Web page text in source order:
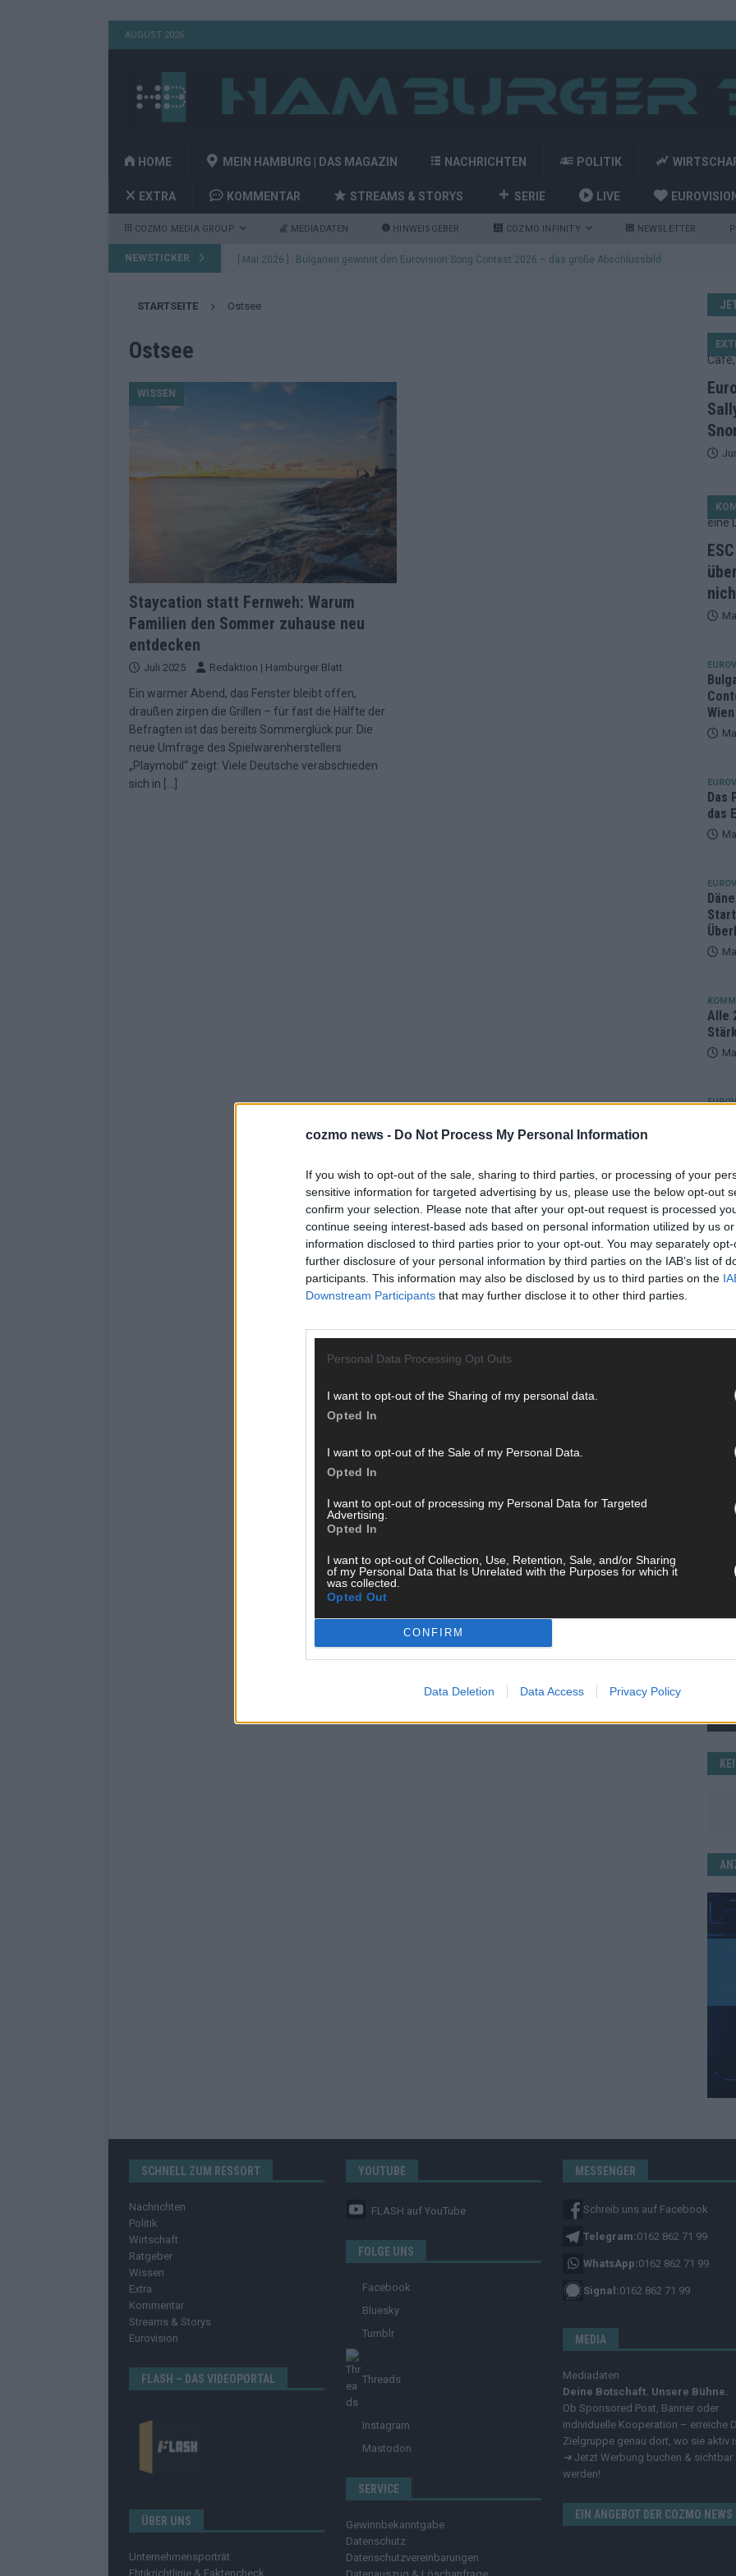
cozmo news - Do Not Process My Personal Information
If you wish to opt-out of the sale, sharing to third parties, or processing of your
sensitive information for targeted advertising by us, please use the below opt-out
confirm your selection. Please note that after your opt-out request is processed
continue seeing interest-based ads based on personal information utilized by us
information disclosed to third parties prior to your opt-out. You may separately
further disclosure of your personal information by third parties on the IAB’s list of
participants. This information may also be disclosed by us to third parties on the
Downstream Participants that may further disclose it to other third parties.
Personal Data Processing Opt Outs
I want to opt-out of the Sharing of my personal data.
Opted In
I want to opt-out of the Sale of my Personal Data.
Opted In
I want to opt-out of processing my Personal Data for Targeted
Advertising.
Opted In
I want to opt-out of Collection, Use, Retention, Sale, and/or Sharing
of my Personal Data that Is Unrelated with the Purposes for which it
was collected.
Opted Out
CONFIRM
Data Deletion Data Access Privacy Policy
AUGUST 2026
HOME MEIN HAMBURG | DAS MAGAZIN NACHRICHTEN POLITIK
EXTRA KOMMENTAR STREAMS & STORYS SERIE LIVE EUROVISION
COZMO MEDIA GROUP MEDIADATEN HINWEISGEBER COZMO INFINITY NEWSLETTER
NEWSTICKER [ Mai 2026 ] Bulgarien gewinnt den Eurovision Song Contest 2026 – das große Abschlussbild
EUROVISION
[ Mai 2026 ] Vier Sieger gleichzeitig, Manipulationsverdacht, Jury-Comeback: Die turbulente
Geschichte der ESC-Wertung
[ Mai 2026 ] Das Warten hat ein Ende: ESC 2026 – alle 26 Finalteilnehmer für Wien im Überblick
EUROVISION
[ Mai 2026 ] „Unknown“ war stark, der Rest war nett: Das zweite ESC-Halbfinale im
redaktionellen Urteil KOMMENTAR
EXTRA
[ Juni 2026 ] Europa-Park 2026: 18 Themenbereiche, Sallys Café, Westernbrauerei und Snorri im
Kino EXTRA
[ Mai 2026 ] ESC 2026: Ein Sieger, der klar überzeugt – und eine Debatte, die nicht aufhört
STARTSEITE Ostsee
Ostsee
WISSEN
Staycation statt Fernweh: Warum
Familien den Sommer zuhause neu
entdecken
Juli 2025 Redaktion | Hamburger Blatt
Ein warmer Abend, das Fenster bleibt offen,
draußen zirpen die Grillen – für fast die Hälfte der
Befragten ist das bereits Sommerglück pur. Die
neue Umfrage des Spielwarenherstellers
„Playmobil“ zeigt: Viele Deutsche verabschieden
sich in
Wien
Das
das
Alle
SCHNELL ZUM RESSORT
Nachrichten
Politik
Wirtschaft
Ratgeber
Wissen
Extra
Kommentar
Streams & Storys
Eurovision
FLASH – DAS VIDEOPORTAL
ÜBER UNS
Unternehmensporträt
Ehtikrichtlinie & Faktencheck
YOUTUBE
FLASH auf YouTube
FOLGE UNS
Facebook
Bluesky
Tumblr
Threads
Instagram
Mastodon
SERVICE
Gewinnbekanntgabe
Datenschutz
Datenschutzvereinbarungen
MESSENGER
Schreib uns auf Facebook
Telegram:0162 862 71 99
WhatsApp:0162 862 71 99
Signal:0162 862 71 99
MEDIA
Mediadaten
Deine Botschaft. Unsere Bühne.
Ob Sponsored Post, Banner oder
individuelle Kooperation – erreiche
Zielgruppe genau dort, wo sie aktiv
➔ Jetzt Werbung buchen & sichtbar
werden!
EIN ANGEBOT DER COZMO NEWS